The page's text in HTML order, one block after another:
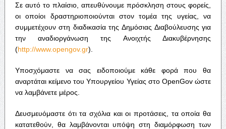
Σε αυτό το πλαίσιο, απευθύνουμε πρόσκληση στους φορείς,
οι οποίοι δραστηριοποιούνται στον τομέα της υγείας, να
συμμετέχουν στη διαδικασία της Δημόσιας Διαβούλευσης για
την αναδιοργάνωση της Ανοιχτής Διακυβέρνησης
(http://www.opengov.gr).
Υποσχόμαστε να σας ειδοποιούμε κάθε φορά που θα
αναρτάται κείμενο του Υπουργείου Υγείας στο OpenGov ώστε
να λαμβάνετε μέρος.
Δευσμευόμαστε ότι τα σχόλια και οι προτάσεις, τα οποία θα
κατατεθούν, θα λαμβάνονται υπόψη στη διαμόρφωση των